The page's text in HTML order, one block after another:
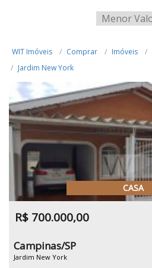
WIT Imóveis Comprar Imóveis
Jardim New York
CASA
R$ 700.000,00
Campinas/SP
Jardim New York